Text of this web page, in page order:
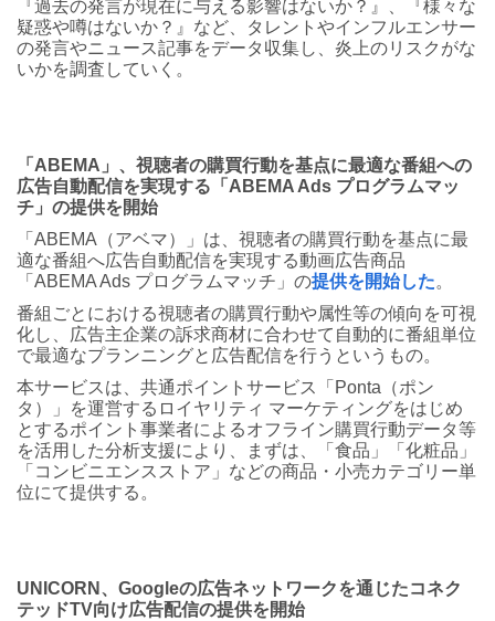
『過去の発言が現在に与える影響はないか？』、『様々な
疑惑や噂はないか？』など、タレントやインフルエンサー
の発言やニュース記事をデータ収集し、炎上のリスクがな
いかを調査していく。
「ABEMA」、視聴者の購買行動を基点に最適な番組への
広告自動配信を実現する「ABEMA Ads プログラムマッ
チ」の提供を開始
「ABEMA（アベマ）」は、視聴者の購買行動を基点に最
適な番組へ広告自動配信を実現する動画広告商品
「ABEMA Ads プログラムマッチ」の提供を開始した。
番組ごとにおける視聴者の購買行動や属性等の傾向を可視
化し、広告主企業の訴求商材に合わせて自動的に番組単位
で最適なプランニングと広告配信を行うというもの。
本サービスは、共通ポイントサービス「Ponta（ポン
タ）」を運営するロイヤリティ マーケティングをはじめ
とするポイント事業者によるオフライン購買行動データ等
を活用した分析支援により、まずは、「食品」「化粧品」
「コンビニエンスストア」などの商品・小売カテゴリー単
位にて提供する。
UNICORN、Googleの広告ネットワークを通じたコネク
テッドTV向け広告配信の提供を開始